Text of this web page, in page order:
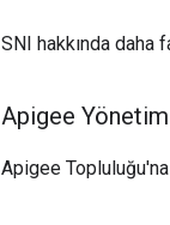
SNI hakkında daha
Apigee
Apigee